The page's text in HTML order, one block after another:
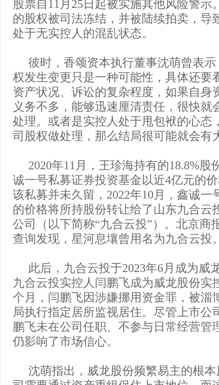
股票自11月25日起被实施其他风险警示
的股权被司法冻结，并被陆续拍卖，导
处于无实控人的混乱状态。
彼时，香颂资本执行董事沈萌曾表
权发生变更只是一种可能性，具体还要
资产状况、诉讼的复杂程度，如果自身
义务不多，能够迅速厘清责任，很快就
处理。或者是实控人处于甩包袱的心态
司股权做处理，那么结局很可能就会有
2020年11月，王珍海持有的18.8%股
诚一号私募证券投资基金以近4亿元的
该私募并未久留，2022年10月，鑫诚一
的价格将所持股份转让给了山东九合云
公司（以下简称“九合云投”）。北京商
查询发现，星河息壤曾用名为九合云投
此后，九合云投于2023年6月成为威
九合云投实控人闫鹏飞成为威龙股份实
个月，闫鹏飞因涉嫌挪用资金罪，被淄
局执行指定居所监视居住。尽管上市公
鹏飞未在公司任职、不参与日常经营管
仍影响了市场信心。
沈萌指出，威龙股份频繁易主的根